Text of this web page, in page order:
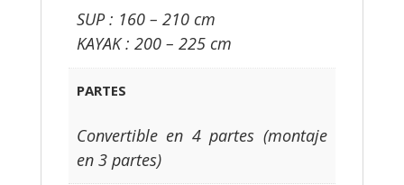
SUP : 160 – 210 cm
KAYAK : 200 – 225 cm
PARTES
Convertible en 4 partes (montaje
en 3 partes)